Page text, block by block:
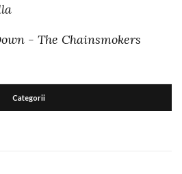
- The Chainsmokers
Categorii